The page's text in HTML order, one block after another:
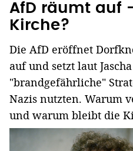
AfD räumt auf
Kirche?
Die AfD eröffnet
auf und setzt laut
"brandgefährliche"
Nazis nutzten. Warum
und warum bleibt die